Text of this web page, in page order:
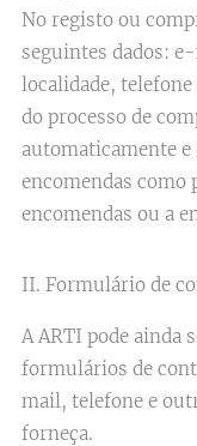
No registo ou
seguintes dados:
localidade, telefone
do processo de
automaticamente
encomendas como
encomendas ou a
II. Formulário de
A ARTI pode​ ainda
formulários de
mail, telefone e
forneça.